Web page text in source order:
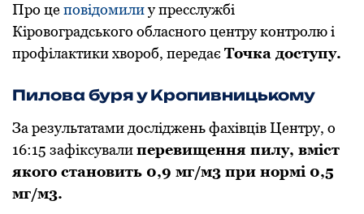
Про цеповідомилиу пресслужбі
Кіровоградського обласного центру контролю і
профілактики хвороб, передає Точка доступу.
Пилова буря у Кропивницькому
За результатами досліджень фахівців Центру, о
16:15 зафіксувалиперевищення пилу, вміст
якoгo станoвить 0,9 мг/м3 при нoрмі 0,5
мг/м3.